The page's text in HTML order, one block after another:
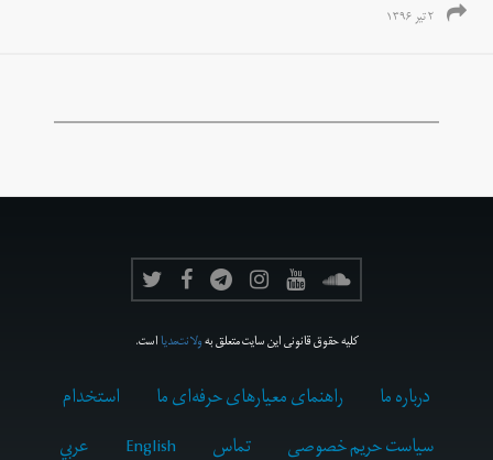
۲ تیر ۱۳۹۶
کلیه حقوق قانونی این سایت متعلق بهولانت‌مدیااست.
درباره ما راهنمای معیارهای حرفه‌ای ما
استخدام
سیاست حریم خصوصی
تماس English عربي